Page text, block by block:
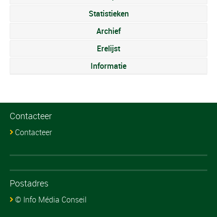
Statistieken
Archief
Erelijst
Informatie
Contacteer
Contacteer
Postadres
© Info Média Conseil